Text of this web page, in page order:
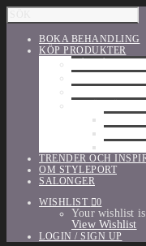
BOKA BEHANDLING
KÖP PRODUKTER
TRENDER OCH
OM STYLEPORT
SALONGER
WISHLIST
0
Your wishlist
View Wishlist
LOGIN / SIGN UP